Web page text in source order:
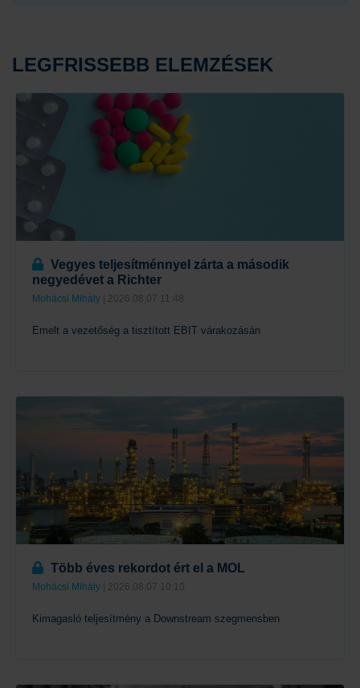
LEGFRISSEBB ELEMZÉSEK
Vegyes teljesítménnyel zárta a második
negyedévet a Richter
Mohácsi Mihály | 2026.08.07 11:48
Emelt a vezetőség a tisztított EBIT várakozásán
Több éves rekordot ért el a MOL
Mohácsi Mihály | 2026.08.07 10:10
Kimagasló teljesítmény a Downstream szegmensben